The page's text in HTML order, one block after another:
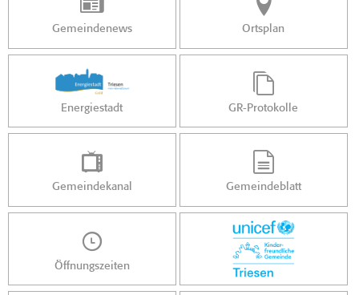
Gemeindenews Ortsplan
Energiestadt GR-Protokolle
Gemeindekanal Gemeindeblatt
Öffnungszeiten